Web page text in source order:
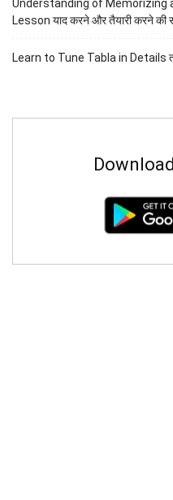
Understanding of Memorizing
Lesson याद करने और तैयारी करने की
Learn to Tune Tabla in Details